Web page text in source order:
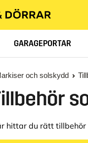
GARAGEPORTAR
och solskydd
hittar du rätt tillbehör